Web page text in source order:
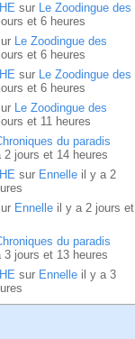
sur Le Zoodingue des
et 6 heures
Le Zoodingue des
et 6 heures
sur Le Zoodingue des
et 6 heures
Le Zoodingue des
et 11 heures
du paradis
2 jours et 14 heures
sur Ennelle il y a 2
Ennelle il y a 2 jours et
du paradis
3 jours et 13 heures
sur Ennelle il y a 3